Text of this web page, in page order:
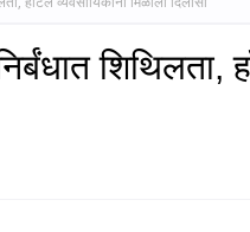
शिथिलता,